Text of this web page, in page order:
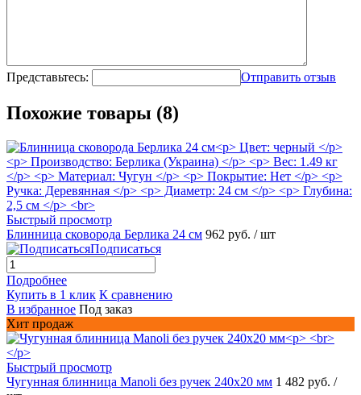
Представьтесь: Отправить отзыв
Похожие товары (8)
Быстрый просмотр
Блинница сковорода Берлика 24 см 962 руб. / шт
Подписаться
Подробнее
Купить в 1 клик К сравнению
В избранное Под заказ
Хит продаж
Быстрый просмотр
Чугунная блинница Manoli без ручек 240х20 мм 1 482 руб. /